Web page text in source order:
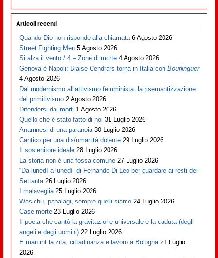
Articoli recenti
Quando Dio non risponde alla chiamata 6 Agosto 2026
Street Fighting Men 5 Agosto 2026
Si alza il vento / 4 – Zone di morte 4 Agosto 2026
Genova è Napoli: Blaise Cendrars torna in Italia conBourlinguer
4 Agosto 2026
Dal modernismo all’attivismo femminista: la risemantizzazione
del primitivismo 2 Agosto 2026
Difendersi dai morti 1 Agosto 2026
Quello che è stato fatto di noi 31 Luglio 2026
Anamnesi di una paranoia 30 Luglio 2026
Cantico per una dis/umanità dolente 29 Luglio 2026
Il sostenitore ideale 28 Luglio 2026
La storia non è una fossa comune 27 Luglio 2026
“Da lunedì a lunedì” di Fernando Di Leo per guardare ai resti dei
Settanta 26 Luglio 2026
I malaveglia 25 Luglio 2026
Wasichu, papalagi, sempre quelli siamo 24 Luglio 2026
Case morte 23 Luglio 2026
Il poeta che cantò la gravitazione universale e la caduta (degli
angeli e degli uomini) 22 Luglio 2026
E man int la zità, cittadinanza e lavoro a Bologna 21 Luglio
2026